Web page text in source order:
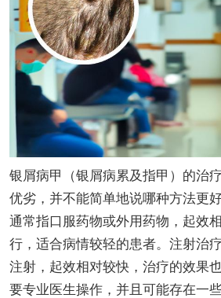
银屑病甲（银屑病累及指甲）的治
优劣，并不能简单地说哪种方法更
通常指口服药物或外用药物，起效
行，适合病情较轻的患者。注射治
注射，起效相对较快，治疗的效果
要专业医生操作，并且可能存在一